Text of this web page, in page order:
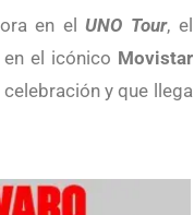
en elUNO Tour, el
el icónico Movistar
y que llega